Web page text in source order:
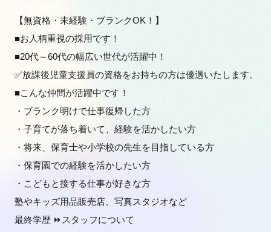
【無資格・未経験・ブランクOK！】
■お人柄重視の採用です！
■20代～60代の幅広い世代が活躍中！
✅放課後児童支援員の資格をお持ちの方は優遇いたします。
■こんな仲間が活躍中です！
・ブランク明けで仕事復帰した方
・子育てが落ち着いて、経験を活かしたい方
・将来、保育士や小学校の先生を目指している方
・保育園での経験を活かしたい方
・こどもと接する仕事が好きな方
塾やキッズ用品販売店、写真スタジオなど
最終学歴 ⏩️スタッフについて